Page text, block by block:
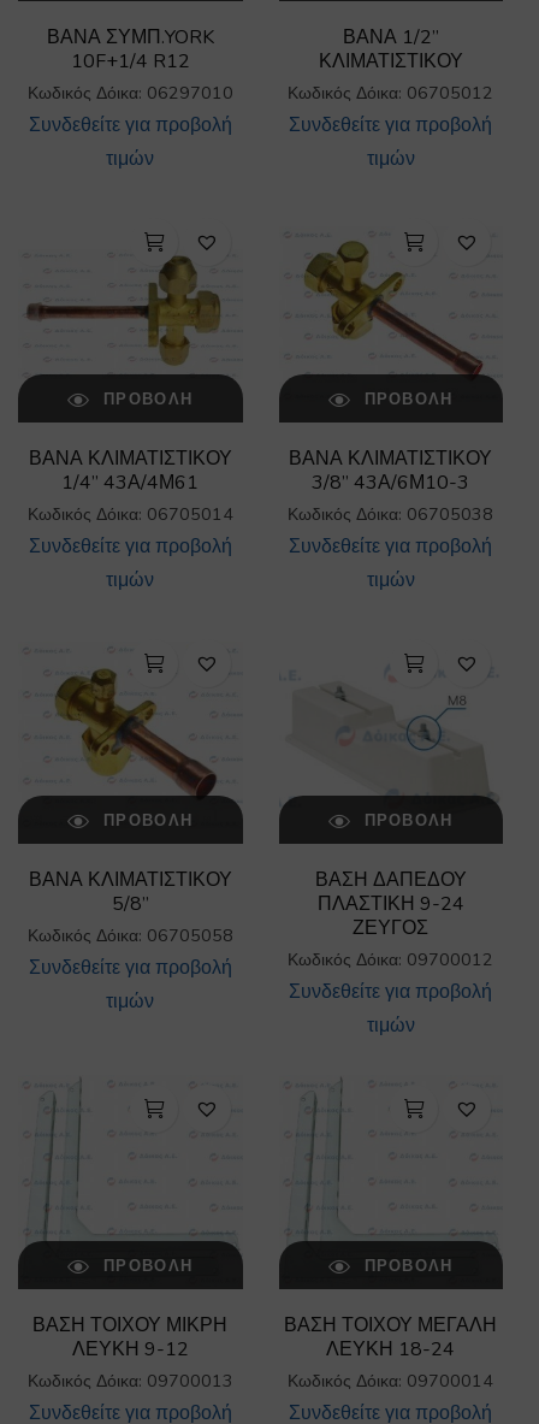
ΒΑΝΑ ΣΥΜΠ.YORK
10F+1/4 R12
Κωδικός Δόικα: 06297010
Συνδεθείτε για προβολή
τιμών
ΒΑΝΑ 1/2”
ΚΛΙΜΑΤΙΣΤΙΚΟΥ
Κωδικός Δόικα: 06705012
Συνδεθείτε για προβολή
τιμών
ΠΡΟΒΟΛΉ
ΒΑΝΑ ΚΛΙΜΑΤΙΣΤΙΚΟΥ
1/4” 43Α/4Μ61
Κωδικός Δόικα: 06705014
Συνδεθείτε για προβολή
τιμών
ΠΡΟΒΟΛΉ
ΒΑΝΑ ΚΛΙΜΑΤΙΣΤΙΚΟΥ
3/8” 43Α/6Μ10-3
Κωδικός Δόικα: 06705038
Συνδεθείτε για προβολή
τιμών
ΠΡΟΒΟΛΉ
ΒΑΝΑ ΚΛΙΜΑΤΙΣΤΙΚΟΥ
5/8”
Κωδικός Δόικα: 06705058
Συνδεθείτε για προβολή
τιμών
ΠΡΟΒΟΛΉ
ΒΑΣΗ ΔΑΠΕΔΟΥ
ΠΛΑΣΤΙΚΗ 9-24
ΖΕΥΓΟΣ
Κωδικός Δόικα: 09700012
Συνδεθείτε για προβολή
τιμών
ΠΡΟΒΟΛΉ
ΒΑΣΗ ΤΟΙΧΟΥ ΜΙΚΡΗ
ΛΕΥΚΗ 9-12
Κωδικός Δόικα: 09700013
Συνδεθείτε για προβολή
ΠΡΟΒΟΛΉ
ΒΑΣΗ ΤΟΙΧΟΥ ΜΕΓΑΛΗ
ΛΕΥΚΗ 18-24
Κωδικός Δόικα: 09700014
Συνδεθείτε για προβολή